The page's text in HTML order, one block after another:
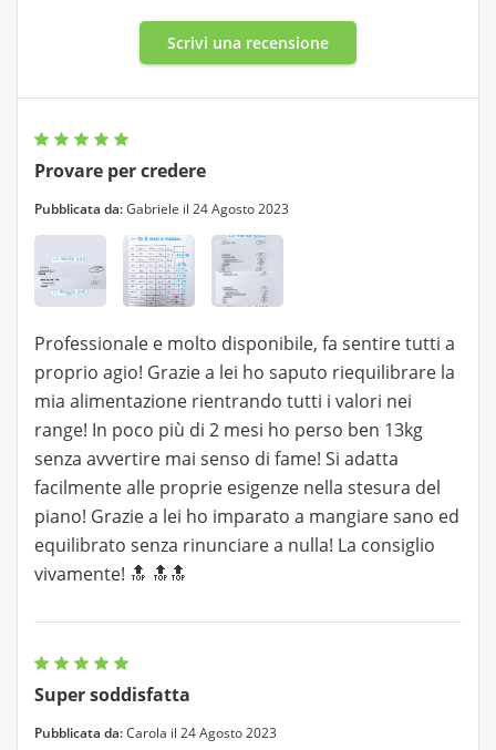
Scrivi una recensione
Provare per credere
Pubblicata da:Gabriele il 24 Agosto 2023
Professionale e molto disponibile, fa sentire tutti a
proprio agio! Grazie a lei ho saputo riequilibrare la
mia alimentazione rientrando tutti i valori nei
range! In poco più di 2 mesi ho perso ben 13kg
senza avvertire mai senso di fame! Si adatta
facilmente alle proprie esigenze nella stesura del
piano! Grazie a lei ho imparato a mangiare sano ed
equilibrato senza rinunciare a nulla! La consiglio
vivamente! 🔝 🔝🔝
Super soddisfatta
Pubblicata da:Carola il 24 Agosto 2023